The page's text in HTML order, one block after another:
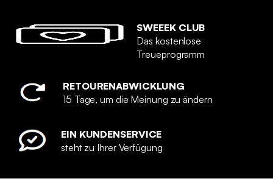
SWEEEK CLUB
Das kostenlose
Treueprogramm
RETOURENABWICKLUNG
15 Tage, um die Meinung zu ändern
EIN KUNDENSERVICE
steht zu Ihrer Verfügung